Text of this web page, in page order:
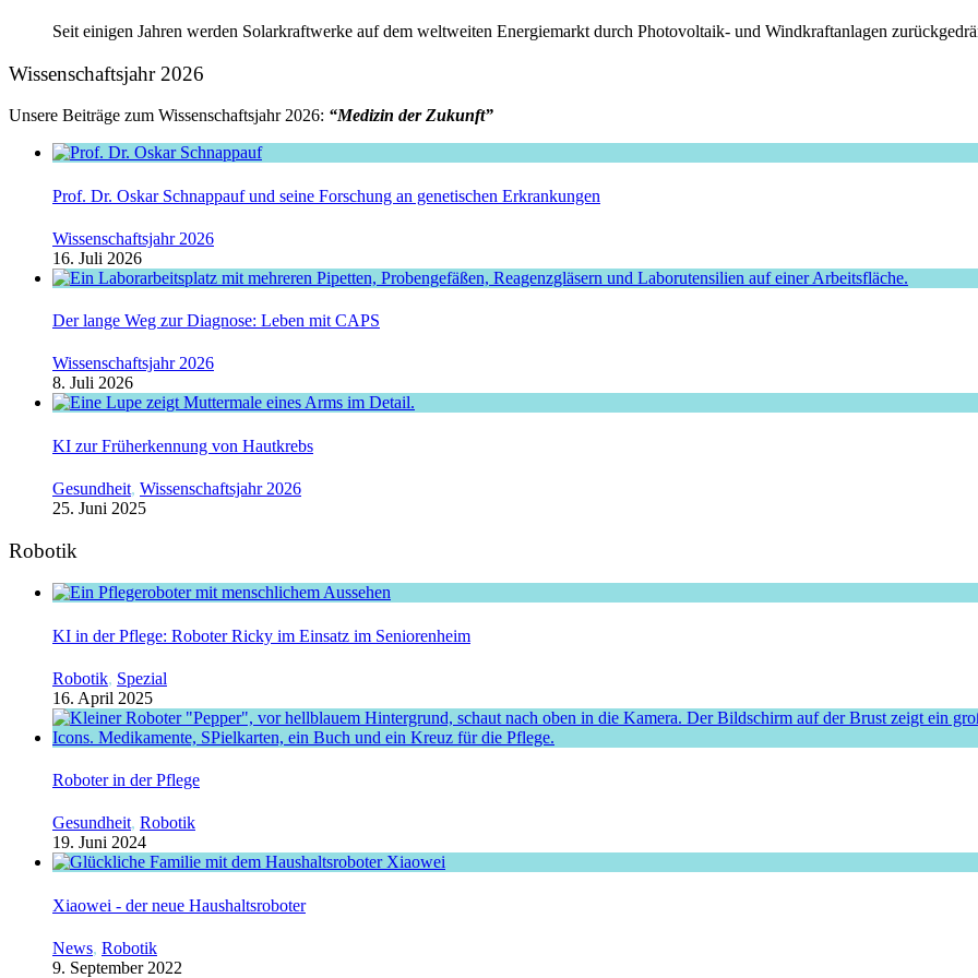
Seit einigen Jahren werden Solarkraftwerke auf dem weltweiten Energiemarkt durch Photovoltaik- und Windkraftanlagen
Wissenschaftsjahr 2026
Unsere Beiträge zum Wissenschaftsjahr 2026: “Medizin der Zukunft”
Prof. Dr. Oskar Schnappauf und seine Forschung an genetischen Erkrankungen
Wissenschaftsjahr 2026
16. Juli 2026
Der lange Weg zur Diagnose: Leben mit CAPS
Wissenschaftsjahr 2026
8. Juli 2026
KI zur Früherkennung von Hautkrebs
Gesundheit, Wissenschaftsjahr 2026
25. Juni 2025
Robotik
KI in der Pflege: Roboter Ricky im Einsatz im Seniorenheim
Robotik, Spezial
16. April 2025
Roboter in der Pflege
Gesundheit, Robotik
19. Juni 2024
Xiaowei - der neue Haushaltsroboter
News, Robotik
9. September 2022